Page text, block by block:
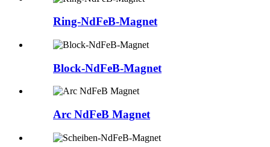
Ring-NdFeB-Magnet
Block-NdFeB-Magnet
Arc NdFeB Magnet